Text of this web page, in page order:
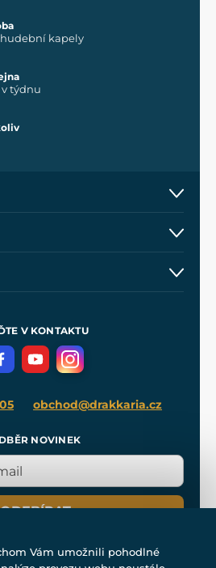
kapely
týdnu
Come
V KONTAKTU
obchod@drakkaria.cz
NOVINEK
ODEBÍRAT
Vám umožnili pohodlné